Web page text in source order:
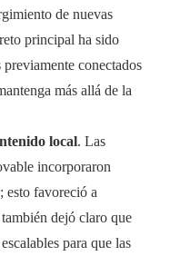
de nuevas
principal ha sido
conectados
más allá de la
local. Las
incorporaron
esto favoreció a
dejó claro que
para que las